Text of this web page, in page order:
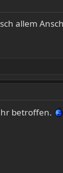
allem
betroffen.